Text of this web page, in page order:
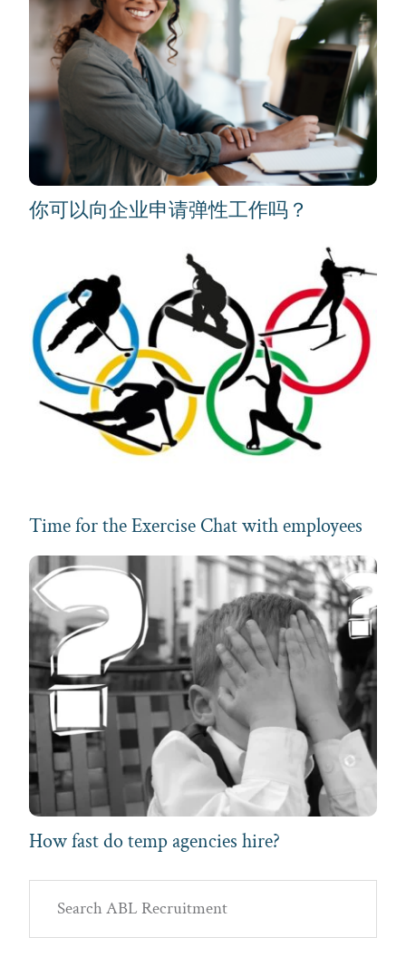
你可以向企业申请弹性工作吗？
Time for the Exercise Chat with employees
How fast do temp agencies hire?
Primary
Sidebar
ABL
Recruitment